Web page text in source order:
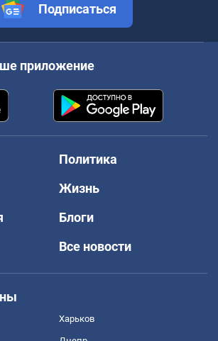
Подписаться
приложение
Политика
Жизнь
Блоги
Все новости
Харьков